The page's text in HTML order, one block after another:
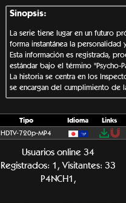
Sinopsis:
La serie tiene lugar en un futuro
forma instantánea la
Esta información es registrada,
estándar bajo el término "Psycho-
La historia se centra en los
se encargan del cumplimiento de
Tipo Idioma
Links
HDTV-720p-MP4
Usuarios online 34
Registrados: 1, Visitantes: 33
P4NCH1,